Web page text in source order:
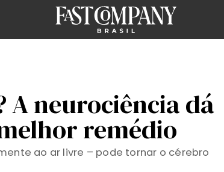
A neurociência dá
remédio
ao ar livre – pode tornar o cérebro